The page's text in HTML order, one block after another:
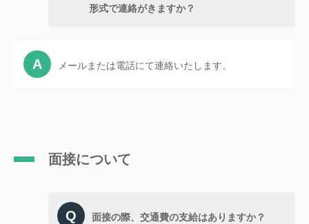
形式で連絡がきますか？
メールまたは電話にて連絡いたします。
面接について
面接の際、交通費の支給はありますか？